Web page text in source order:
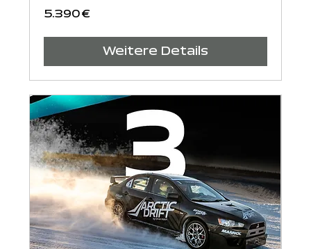
5.390
Euro
5.390 €
Weitere Details